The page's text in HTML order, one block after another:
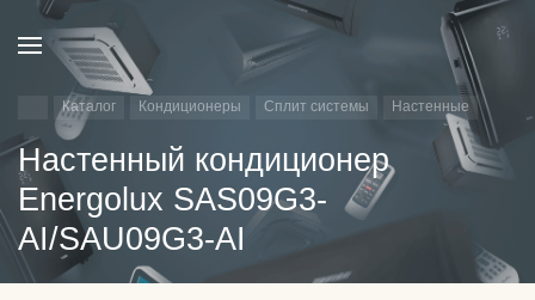
Каталог Кондиционеры Сплит системы Настенные
Настенный кондиционер
Energolux SAS09G3-
AI/SAU09G3-AI